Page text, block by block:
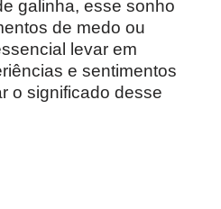
galinha, esse sonho
de medo ou
levar em
e sentimentos
o significado desse